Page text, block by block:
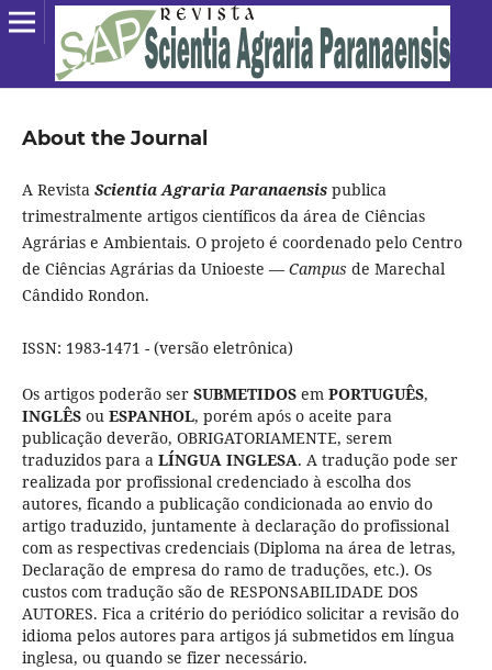
About the Journal
A Revista Scientia Agraria Paranaensis publica
trimestralmente artigos científicos da área de Ciências
Agrárias e Ambientais. O projeto é coordenado pelo Centro
de Ciências Agrárias da Unioeste — Campus de Marechal
Cândido Rondon.
ISSN: 1983-1471 - (versão eletrônica)
Os artigos poderão ser SUBMETIDOSem PORTUGUÊS,
INGLÊSou ESPANHOL, porém após o aceite para
publicação deverão, OBRIGATORIAMENTE, serem
traduzidos para a LÍNGUA INGLESA. A tradução pode ser
realizada por profissional credenciado à escolha dos
autores, ficando a publicação condicionada ao envio do
artigo traduzido, juntamente à declaração do profissional
com as respectivas credenciais (Diploma na área de letras,
Declaração de empresa do ramo de traduções, etc.). Os
custos com tradução são de RESPONSABILIDADE DOS
AUTORES. Fica a critério do periódico solicitar a revisão do
idioma pelos autores para artigos já submetidos em língua
inglesa, ou quando se fizer necessário.